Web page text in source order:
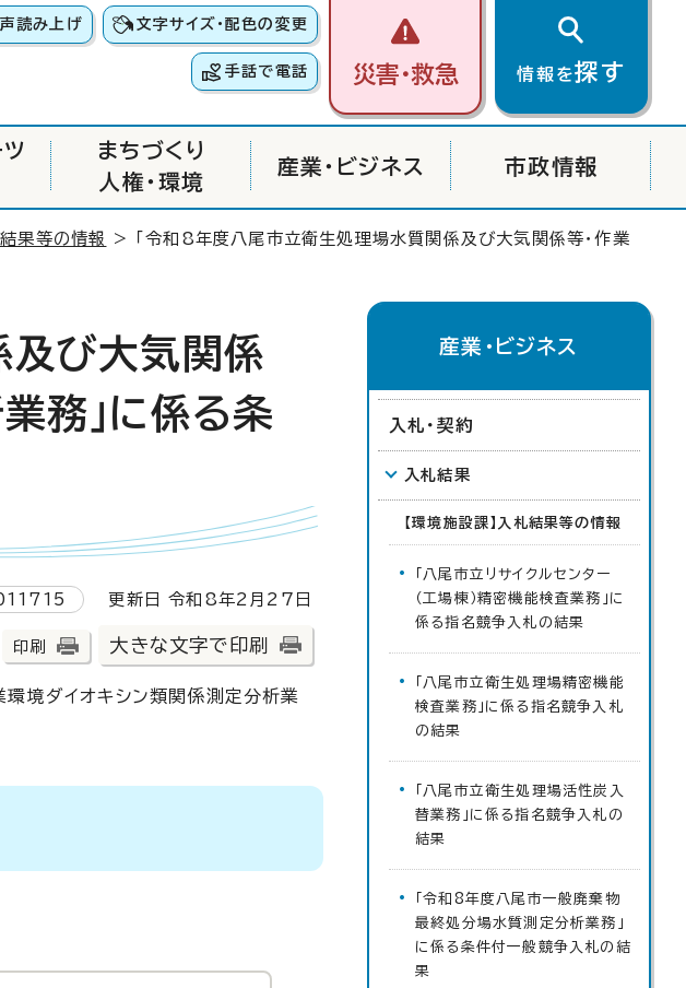
読み上げ 文字サイズ・配色の変更
手話で電話 災害・救急 情報を探す
まちづくり
人権・環境
産業・ビジネス 市政情報
結果等の情報
> 「令和8年度八尾市立衛生処理場水質関係及び大気関係等・作業
及び大気関係
務」に係る条
更新日 令和8年2月27日
印刷 大きな文字で印刷
境ダイオキシン類関係測定分析業
産業・ビジネス
入札・契約
入札結果
【環境施設課】入札結果等の情報
「八尾市立リサイクルセンター
（工場棟）精密機能検査業務」に
係る指名競争入札の結果
「八尾市立衛生処理場精密機能
検査業務」に係る指名競争入札
の結果
「八尾市立衛生処理場活性炭入
替業務」に係る指名競争入札の
結果
「令和8年度八尾市一般廃棄物
最終処分場水質測定分析業務」
に係る条件付一般競争入札の結
果